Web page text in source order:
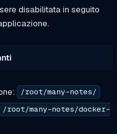
disabilitata in seguito
/root/many-notes/
/root/many-notes/docker-